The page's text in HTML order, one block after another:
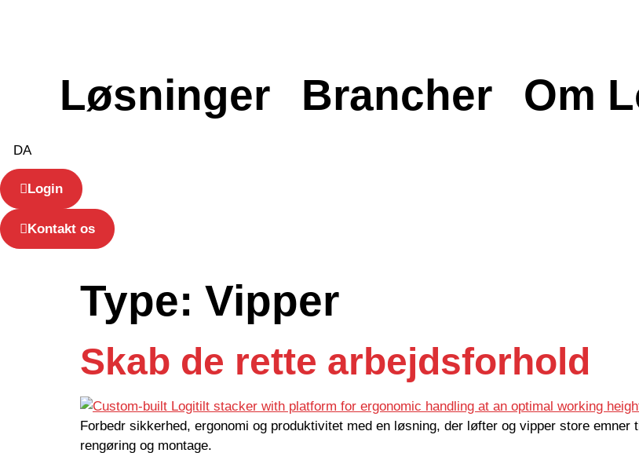
Løsninger Brancher Om
DA
Login
Kontakt os
Type: Vipper
Skab de rette arbejdsforhold
Forbedr sikkerhed, ergonomi og produktivitet med en løsning, der løfter og vipper store emner
rengøring og montage.